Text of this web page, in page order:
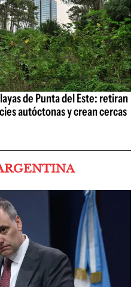
de Punta del Este: retiran
autóctonas y crean cercas